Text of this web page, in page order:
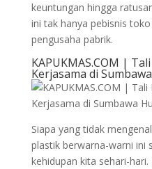
keuntungan hingga
ini tak hanya pebisnis
pengusaha pabrik.
KAPUKMAS.COM |
Kerjasama di
Siapa yang tidak
plastik berwarna-warni ini
kehidupan kita sehari-